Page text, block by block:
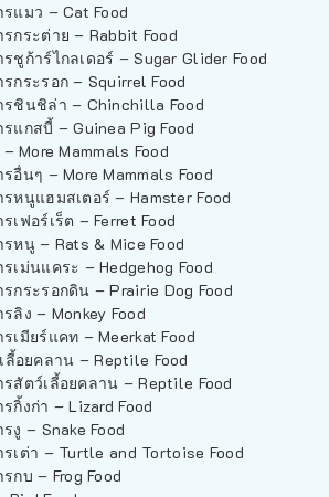
รแมว – Cat Food
รกระต่าย – Rabbit Food
รชูก้าร์ไกลเดอร์ – Sugar Glider Food
รกระรอก – Squirrel Food
รชินชิล่า – Chinchilla Food
รแกสบี้ – Guinea Pig Food
More Mammals Food
รอื่นๆ – More Mammals Food
รหนูแฮมสเตอร์ – Hamster Food
เฟอร์เร็ต – Ferret Food
รหนู – Rats & Mice Food
รเม่นแคระ – Hedgehog Food
รกระรอกดิน – Prairie Dog Food
ลิง – Monkey Food
รเมียร์แคท – Meerkat Food
ลี้อยคลาน – Reptile Food
รสัตว์เลี้อยคลาน – Reptile Food
กิ้งก่า – Lizard Food
งู – Snake Food
รเต่า – Turtle and Tortoise Food
กบ – Frog Food